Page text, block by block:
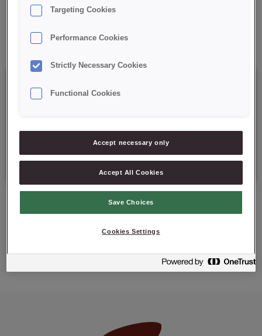
✔ RSPO MB
Details
Mindesthaltbarkeitsdatum: 9 Monate ab Produktionsdatum.
PRODUKT ANFRAGEN
Targeting Cookies
Performance Cookies
Strictly Necessary Cookies
Functional Cookies
Accept necessary only
Accept All Cookies
Save Choices
Cookies Settings